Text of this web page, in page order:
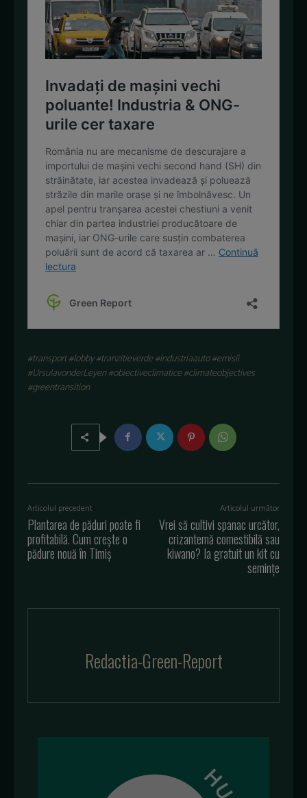
#transport #lobby #tranzitieverde #industriaauto #emisii
#UrsulavonderLeyen #obiectiveclimatice #climateobjectives
#greentransition
Articolul precedent
Plantarea de păduri poate fi
profitabilă. Cum creşte o
pădure nouă în Timiș
Articolul următor
Vrei să cultivi spanac urcător,
crizantemă comestibilă sau
kiwano? Ia gratuit un kit cu
semințe
Redactia-Green-Report